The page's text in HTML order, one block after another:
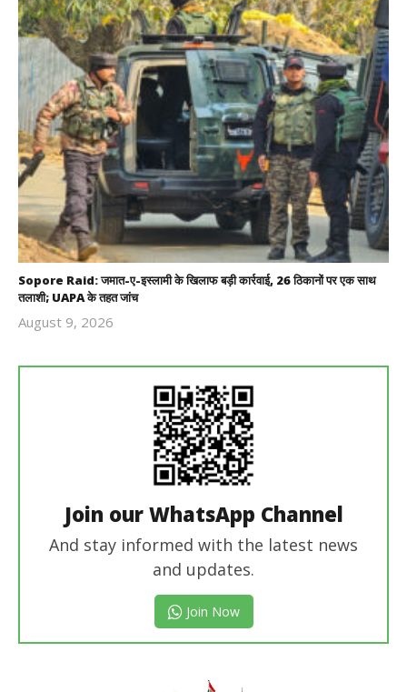
Sopore Raid: जमात-ए-इस्लामी के खिलाफ बड़ी कार्रवाई, 26 ठिकानों पर एक साथ
तलाशी; UAPA के तहत जांच
August 9, 2026
Join our WhatsApp Channel
And stay informed with the latest news
and updates.
Join Now